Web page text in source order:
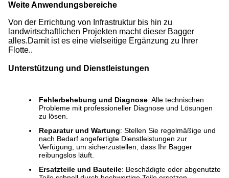
Weite Anwendungsbereiche
Von der Errichtung von Infrastruktur bis hin zu
landwirtschaftlichen Projekten macht dieser Bagger
alles.Damit ist es eine vielseitige Ergänzung zu Ihrer
Flotte..
Unterstützung und Dienstleistungen
Fehlerbehebung und Diagnose: Alle technischen
Probleme mit professioneller Diagnose und Lösungen
zu lösen.
Reparatur und Wartung: Stellen Sie regelmäßige und
nach Bedarf angefertigte Dienstleistungen zur
Verfügung, um sicherzustellen, dass Ihr Bagger
reibungslos läuft.
Ersatzteile und Bauteile: Beschädigte oder abgenutzte